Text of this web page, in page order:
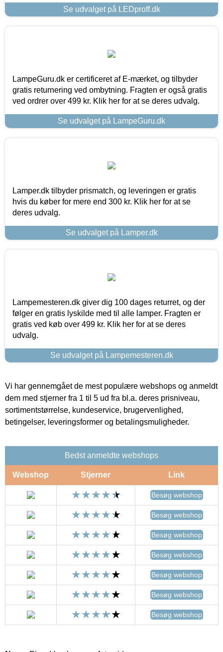
Se udvalget på LEDproff.dk
LampeGuru.dk er certificeret af E-mærket, og tilbyder
gratis returnering ved ombytning. Fragten er også gratis
ved ordrer over 499 kr. Klik her for at se deres udvalg.
Se udvalget på LampeGuru.dk
Lamper.dk tilbyder prismatch, og leveringen er gratis
hvis du køber for mere end 300 kr. Klik her for at se
deres udvalg.
Se udvalget på Lamper.dk
Lampemesteren.dk giver dig 100 dages returret, og der
følger en gratis lyskilde med til alle lamper. Fragten er
gratis ved køb over 499 kr. Klik her for at se deres
udvalg.
Se udvalget på Lampemesteren.dk
Vi har gennemgået de mest populære webshops og anmeldt
dem med stjerner fra 1 til 5 ud fra bl.a. deres prisniveau,
sortimentstørrelse, kundeservice, brugervenlighed,
betingelser, leveringsformer og betalingsmuligheder.
Bedst anmeldte webshops
Webshop Stjerner Link
Besøg webshop
Besøg webshop
Besøg webshop
Besøg webshop
Besøg webshop
Besøg webshop
Besøg webshop